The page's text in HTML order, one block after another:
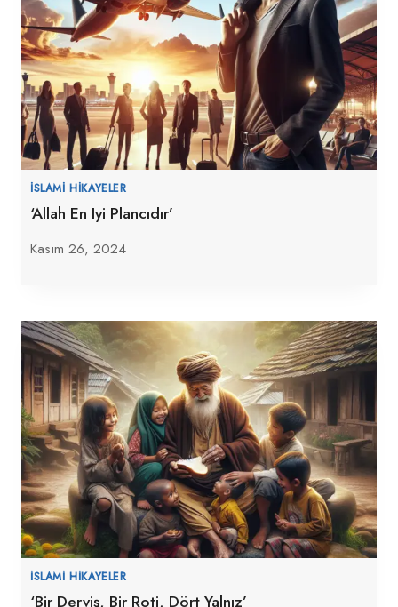
İSLAMI HIKAYELER
‘Allah En Iyi Plancıdır’
Kasım 26, 2024
İSLAMI HIKAYELER
‘Bir Derviş, Bir Roti, Dört Yalnız’